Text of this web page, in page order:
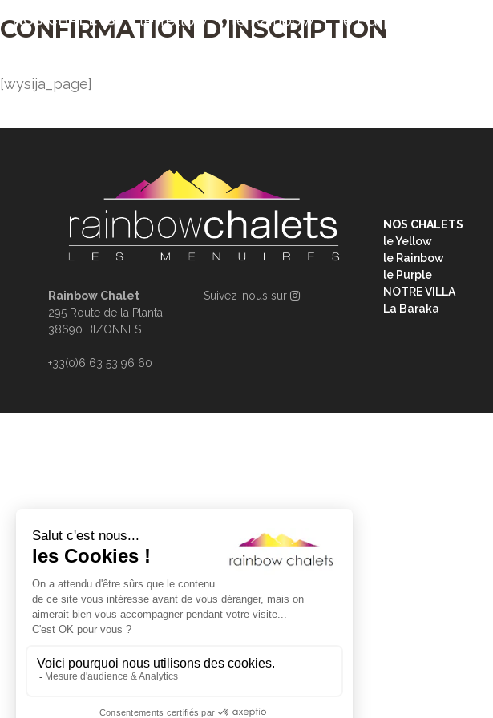
NOS CHALETS le Yellow le Rainbow le Purple
CONFIRMATION D’INSCRIPTION
[wysija_page]
Rainbow Chalet
295 Route de la Planta
38690 BIZONNES
+33(0)6 63 53 96 60
Suivez-nous sur
NOS CHALETS
le Yellow
le Rainbow
le Purple
NOTRE VILLA
La Baraka